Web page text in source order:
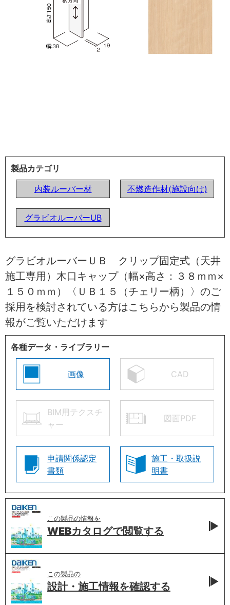
製品カテゴリ
内装ルーバー材
不燃造作材(施設向け)
グラビオルーバーUB
グラビオルーバーＵＢ クリップ固定式（天井
施工専用）木口キャップ（幅×高さ：３８ｍｍ×
１５０ｍｍ）〈ＵＢ１５（チェリー柄）〉のご
採用を検討されている方はこちらから製品の情
報がご覧いただけます
各種データ・ライブラリー
画像 CAD
BIM用テクスチ
ャー
図面PDF
申請関係認定
書類
施工・取扱説
明書
この製品の情報を
WEBカタログで閲覧する
この製品の
設計・施工情報を確認する